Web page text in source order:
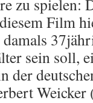
zu spielen:
Film
sein soll,
der
Weicker